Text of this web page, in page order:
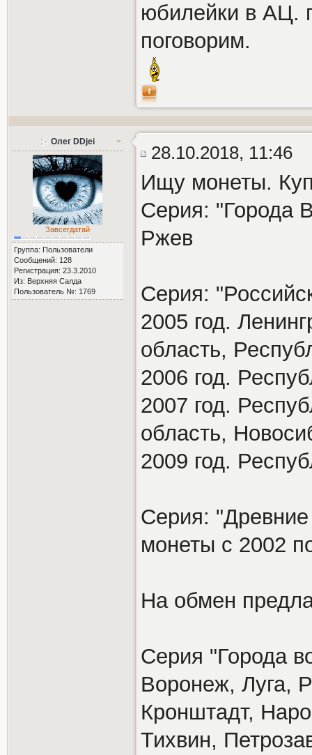
юбилейки в АЦ.
поговорим.
Олег DDjei
Завсегдатай
Группа: Пользователи
Сообщений: 128
Регистрация: 23.3.2010
Из: Верхняя Салда
Пользователь №: 1769
28.10.2018, 11:46
Ищу монеты.
Серия: "Города
Ржев
Серия:
2005 год.
область,
2006 год.
2007 год.
область,
2009 год.
Серия:
монеты с 2002
На обмен
Серия "Города
Воронеж, Луга,
Кронштадт,
Тихвин,